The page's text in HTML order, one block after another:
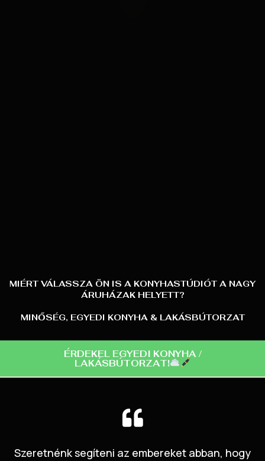
MIÉRT VÁLASSZA ÖN IS A KONYHASTÚDIÓT A NAGY
ÁRUHÁZAK HELYETT?
MINŐSÉG, EGYEDI KONYHA & LAKÁSBÚTORZAT
ÉRDEKEL EGYEDI KONYHA /
LAKÁSBÚTORZAT!
Szeretnénk segíteni az embereket abban, hogy